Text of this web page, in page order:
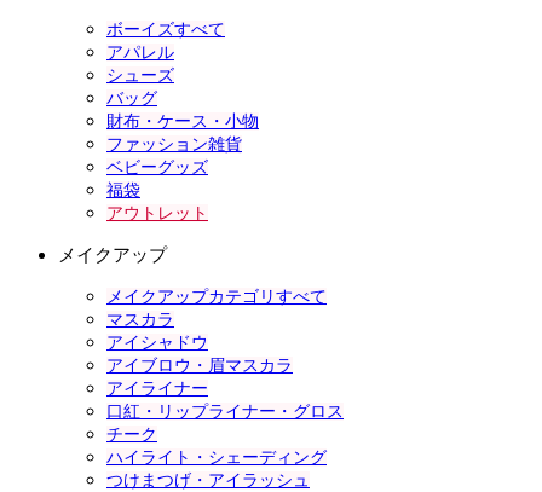
ボーイズすべて
アパレル
シューズ
バッグ
財布・ケース・小物
ファッション雑貨
ベビーグッズ
福袋
アウトレット
メイクアップ
メイクアップカテゴリすべて
マスカラ
アイシャドウ
アイブロウ・眉マスカラ
アイライナー
口紅・リップライナー・グロス
チーク
ハイライト・シェーディング
つけまつげ・アイラッシュ